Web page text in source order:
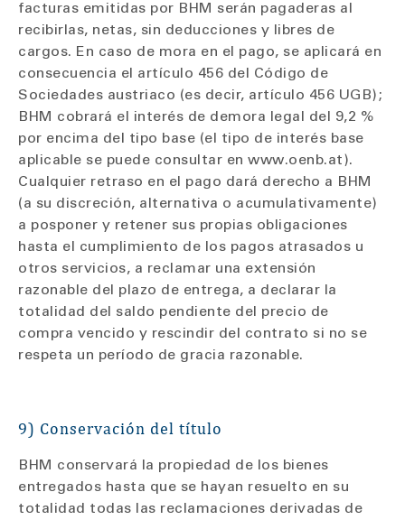
facturas emitidas por BHM serán pagaderas al
recibirlas, netas, sin deducciones y libres de
cargos. En caso de mora en el pago, se aplicará en
consecuencia el artículo 456 del Código de
Sociedades austriaco (es decir, artículo 456 UGB);
BHM cobrará el interés de demora legal del 9,2 %
por encima del tipo base (el tipo de interés base
aplicable se puede consultar en www.oenb.at).
Cualquier retraso en el pago dará derecho a BHM
(a su discreción, alternativa o acumulativamente)
a posponer y retener sus propias obligaciones
hasta el cumplimiento de los pagos atrasados u
otros servicios, a reclamar una extensión
razonable del plazo de entrega, a declarar la
totalidad del saldo pendiente del precio de
compra vencido y rescindir del contrato si no se
respeta un período de gracia razonable.
9) Conservación del título
BHM conservará la propiedad de los bienes
entregados hasta que se hayan resuelto en su
totalidad todas las reclamaciones derivadas de